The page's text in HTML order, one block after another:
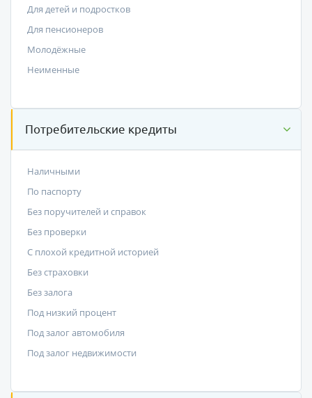
Для детей и подростков
Для пенсионеров
Молодёжные
Неименные
Потребительские кредиты
Наличными
По паспорту
Без поручителей и справок
Без проверки
С плохой кредитной историей
Без страховки
Без залога
Под низкий процент
Под залог автомобиля
Под залог недвижимости